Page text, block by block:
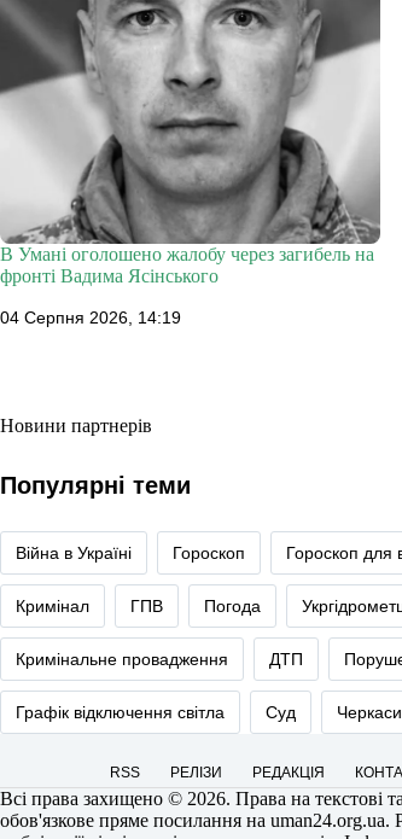
В Умані оголошено жалобу через загибель на
фронті Вадима Ясінського
04 Серпня 2026, 14:19
Новини партнерів
Популярні теми
Війна в Україні Гороскоп Гороскоп для
Кримінал ГПВ Погода
Кримінальне провадження ДТП
Графік відключення світла Суд
RSS РЕЛІЗИ РЕДАКЦІЯ
Всі права захищено © 2026. Права на текстові
обов'язкове пряме посилання на uman24.org.ua.